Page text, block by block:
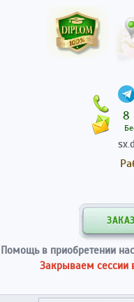
8
Помощь в приобретении
Закрываем сессии